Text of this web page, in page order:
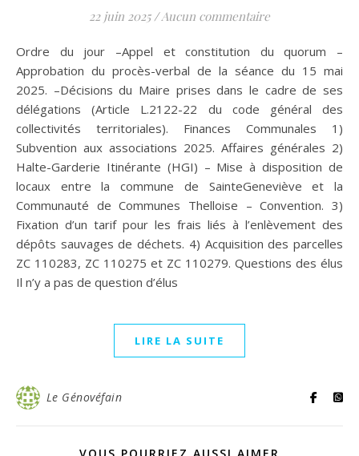
22 juin 2025 /Aucun commentaire
Ordre du jour –Appel et constitution du quorum –
Approbation du procès-verbal de la séance du 15 mai
2025. –Décisions du Maire prises dans le cadre de ses
délégations (Article L.2122-22 du code général des
collectivités territoriales). Finances Communales 1)
Subvention aux associations 2025. Affaires générales 2)
Halte-Garderie Itinérante (HGI) – Mise à disposition de
locaux entre la commune de SainteGeneviève et la
Communauté de Communes Thelloise – Convention. 3)
Fixation d’un tarif pour les frais liés à l’enlèvement des
dépôts sauvages de déchets. 4) Acquisition des parcelles
ZC 110283, ZC 110275 et ZC 110279. Questions des élus
Il n’y a pas de question d’élus
LIRE LA SUITE
Le Génovéfain